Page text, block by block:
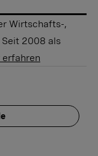
Wirtschafts-,
2008 als
erfahren